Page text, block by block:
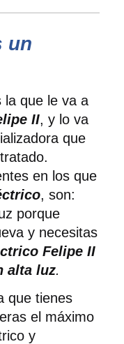
un
la que le va a
II, y lo va
que
en los que
, son:
porque
y necesitas
Felipe II
alta luz.
que tienes
el máximo
y